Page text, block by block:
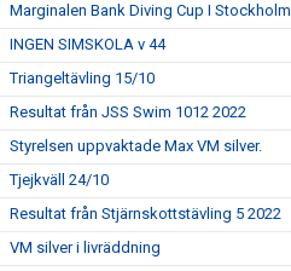
Marginalen Bank Diving Cup I Stockholm
INGEN SIMSKOLA v 44
Triangeltävling 15/10
Resultat från JSS Swim 1012 2022
Styrelsen uppvaktade Max VM silver.
Tjejkväll 24/10
Resultat från Stjärnskottstävling 5 2022
VM silver i livräddning